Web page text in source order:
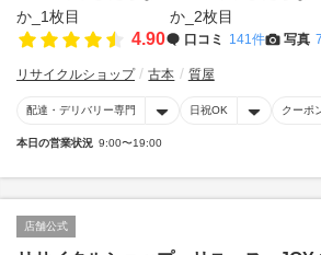
4.90 口コミ 141件 写真
リサイクルショップ 古本 質屋
配達・デリバリー専門 日祝OK クーポ
本日の営業状況 9:00〜19:00
店舗公式